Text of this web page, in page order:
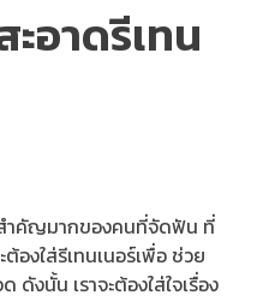
อาดรีเทน
ำคัญมากของคนที่จัดฟัน ที่
องใส่รีเทนเนอร์เพื่อ ช่วย
งนั้น เราจะต้องใส่ใจเรื่อง